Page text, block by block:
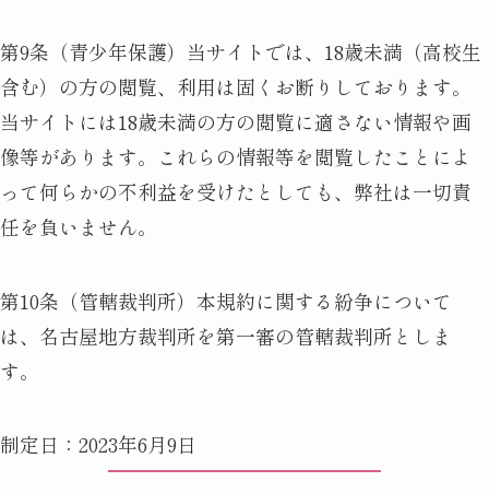
第9条（青少年保護）当サイトでは、18歳未満（高校生
含む）の方の閲覧、利用は固くお断りしております。
当サイトには18歳未満の方の閲覧に適さない情報や画
像等があります。これらの情報等を閲覧したことによ
って何らかの不利益を受けたとしても、弊社は一切責
任を負いません。
第10条（管轄裁判所）本規約に関する紛争について
は、名古屋地方裁判所を第一審の管轄裁判所としま
す。
制定日：2023年6月9日